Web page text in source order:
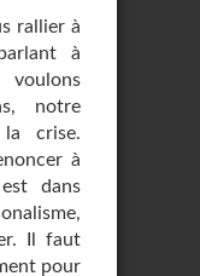
rallier à
à
notre
la crise.
à
dans
Il faut
pour